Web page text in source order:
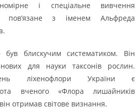
і спеціальне вивчення
пов’язане з іменем Альфреда
блискучим систематиком. Він
для науки таксонів рослин.
ліхенофлори України є
вченого «Флора лишайників
отримав світове визнання.